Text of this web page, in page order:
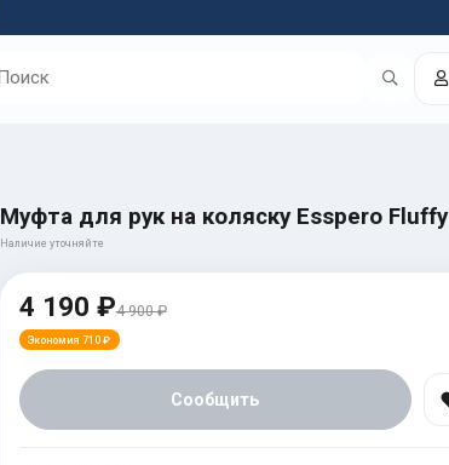
Муфта для рук на коляску Esspero Fluffy
Наличие уточняйте
4 190 ₽4 900 ₽
Экономия 710 ₽
Сообщить